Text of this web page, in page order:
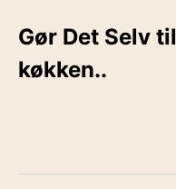
Gør Det Selv
køkken..